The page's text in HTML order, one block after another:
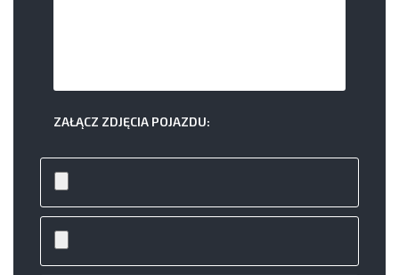
ZAŁĄCZ ZDJĘCIA POJAZDU: